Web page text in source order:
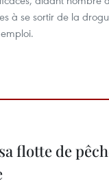
à se sortir de la
flotte de